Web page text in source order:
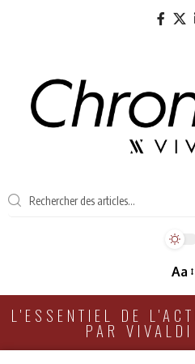
Aa
L'ESSENTIEL DE
PAR VIVALDI